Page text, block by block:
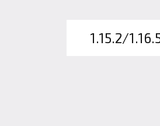
1.15.2/